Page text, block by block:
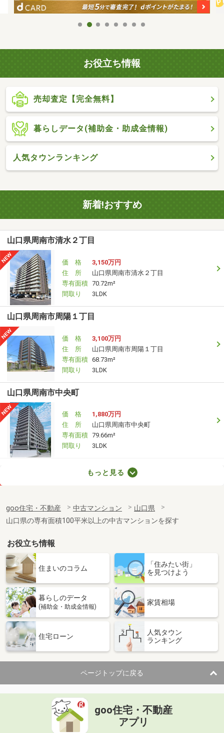
お役立ち情報
売却査定【完全無料】
暮らしデータ(補助金・助成金情報)
人気タウンランキング
新着!おすすめ
山口県周南市清水２丁目
価 格
3,150万円
住 所
山口県周南市清水２丁目
専有面積 70.72m²
間取り
3LDK
山口県周南市周陽１丁目
価 格
3,100万円
住 所
山口県周南市周陽１丁目
専有面積 68.73m²
間取り
3LDK
山口県周南市中央町
価 格
1,880万円
住 所
山口県周南市中央町
専有面積 79.66m²
間取り
3LDK
専有面積 83.7m²
間取り
4LDK
山口県宇部市琴芝町２
価 格
2,280万円
山口県宇部市琴芝町２
専有面積 74.54m²
間取り
山口県周南市遠石３
2,090万円
住 所
山口県周南市遠石３
専有面積 84.43m²
間取り
4LDK
山口県周南市糀町１
価 格
住 所
山口県周南市糀町１
もっと見る
goo住宅・不動産 中古マンション
山口県
山口県の専有面積100平米以上の中古マンションを探す
お役立ち情報
住まいのコラム
「住みたい街」
を見つけよう
暮らしのデータ
(補助金・助成金情報)
家賃相場
住宅ローン
人気タウン
ランキング
ページトップに戻る
goo住宅・不動産
アプリ